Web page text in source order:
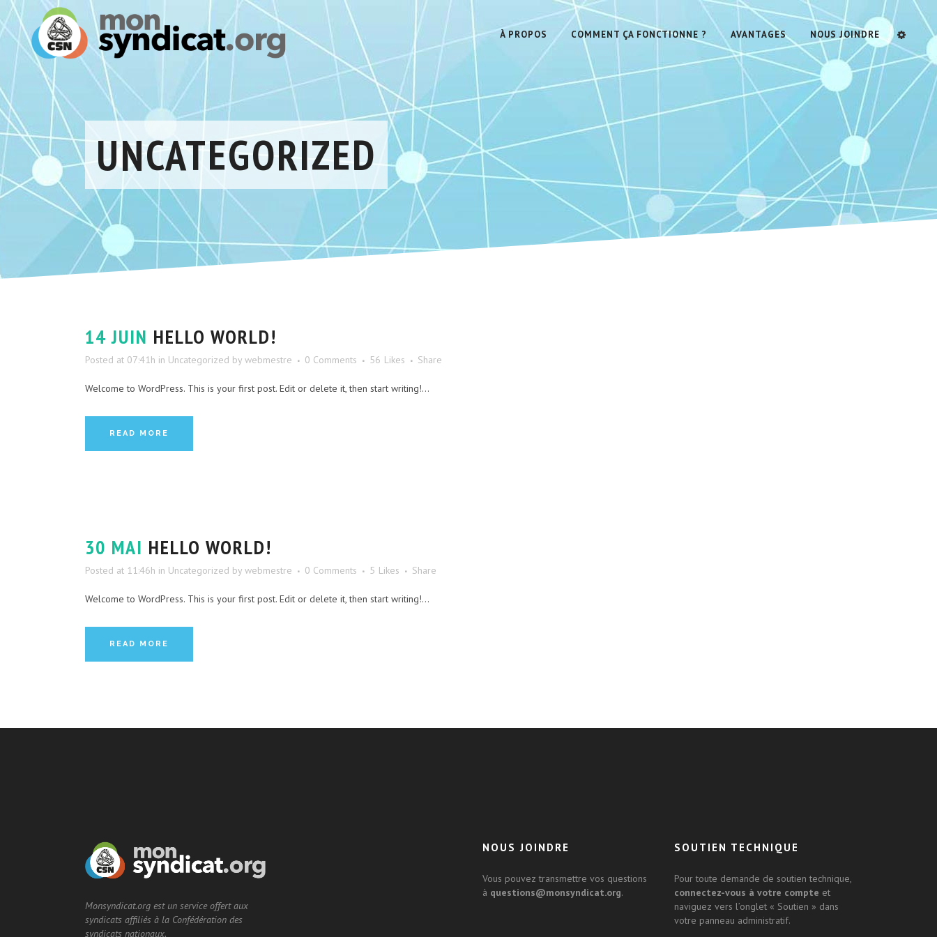
À PROPOS COMMENT ÇA FONCTIONNE ? AVANTAGES NOUS JOINDRE
UNCATEGORIZED
14 JUIN HELLO WORLD!
Posted at 07:41h in Uncategorized by webmestre 0 Comments 56 Likes Share
Welcome to WordPress. This is your first post. Edit or delete it, then start writing!...
READ MORE
30 MAI HELLO WORLD!
Posted at 11:46h in Uncategorized by webmestre 0 Comments 5 Likes Share
Welcome to WordPress. This is your first post. Edit or delete it, then start writing!...
READ MORE
Monsyndicat.org est un service offert aux
syndicats affiliés à la Confédération des
syndicats nationaux.
NOUS JOINDRE
Vous pouvez transmettre vos questions
à questions@monsyndicat.org.
SOUTIEN TECHNIQUE
Pour toute demande de soutien technique,
connectez-vous à votre compte et
naviguez vers l’onglet « Soutien » dans
votre panneau administratif.